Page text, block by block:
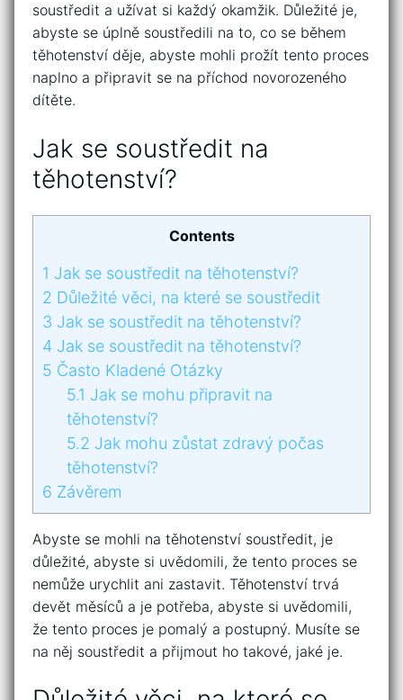
soustředit a užívat si každý okamžik. Důležité je,
abyste se úplně soustředili na to, co se během
těhotenství děje, abyste mohli prožít tento proces
naplno a připravit se na příchod novorozeného
dítěte.
Jak se soustředit na
těhotenství?
Contents
1 Jak se soustředit na těhotenství?
2 Důležité věci, na které se soustředit
3 Jak se soustředit na těhotenství?
4 Jak se soustředit na těhotenství?
5 Často Kladené Otázky
5.1 Jak se mohu připravit na
těhotenství?
5.2 Jak mohu zůstat zdravý počas
těhotenství?
6 Závěrem
Abyste se mohli na těhotenství soustředit, je
důležité, abyste si uvědomili, že tento proces se
nemůže urychlit ani zastavit. Těhotenství trvá
devět měsíců a je potřeba, abyste si uvědomili,
že tento proces je pomalý a postupný. Musíte se
na něj soustředit a přijmout ho takové, jaké je.